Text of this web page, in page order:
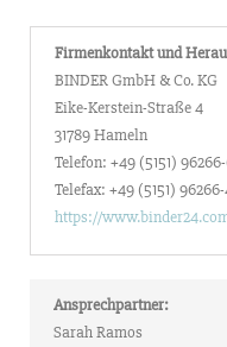
Firmenkontakt und
BINDER GmbH & Co. KG
Eike-Kerstein-Straße 4
31789 Hameln
Telefon: +49 (5151)
Telefax: +49 (5151)
https://
Ansprechpartner:
Sarah Ramos